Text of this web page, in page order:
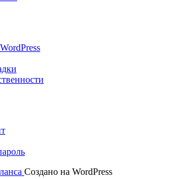
WordPress
Создано на WordPress